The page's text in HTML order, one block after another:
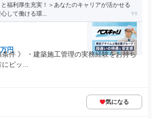
福利厚生充実！＞あなたのキャリアが活かせる
して働ける環...
円
件 》 ・建築施工管理の実務経験をお持ち
ピッ...
気になる